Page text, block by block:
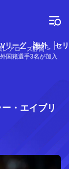
リーグ 海外 セ
レアローズ静岡
国籍選手3名が加入
・エイブリ